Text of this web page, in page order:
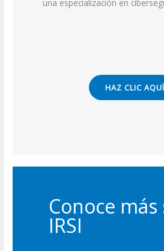
una especialización en
HAZ CLIC AQUÍ
Conoce
IRSI